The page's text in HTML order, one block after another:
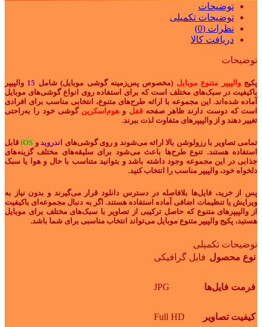
توضیحات
توضیحات تکمیلی
نظرات (0)
دریافت کالا
توضیحات
پکیجوالپیپر متنوع موبایل (مخصوص پس‌زمینه گوشی موبایل) شامل 15 والپیپر
باکیفیت در سبک‌های مختلف است که برای استفاده روی انواع گوشی‌های موبایل
آماده شده‌اند. این مجموعه با ارائه طرح‌های متنوع، انتخابی مناسب برای افرادی
است که دوست دارند ظاهر صفحهقفل و هوم‌اسکرین گوشی خود را به‌راحتی
تغییر دهند و از والپیپرهای متفاوت لذت ببرند.
تمامی تصاویر با رزولوشن بالا ارائه می‌شوند و روی گوشی‌های اندروید و iOSقابل
استفاده هستند. تنوع طرح‌ها باعث می‌شود برای سلیقه‌های مختلف گزینه‌های
جذابی در این مجموعه وجود داشته باشد و بتوانید متناسب با حال‌ و هوا یا سبک
دلخواه خود، والپیپر مناسب را انتخاب کنید.
پس از خرید، فایل‌ها بلافاصله در دسترس دانلود قرار می‌گیرند و بدون نیاز به
ویرایش یا تنظیمات اضافی آماده استفاده هستند. اگر به دنبال مجموعه‌ای باکیفیت
از والپیپرهای متنوع که حاصل ترکیبی از تصاویر با سبک‌های مختلف برای موبایل
هستید، پکیج والپیپر متنوع موبایل می‌تواند انتخاب مناسبی برای شما باشد.
توضیحات تکمیلی
نوع محصول فایل گرافیکی
فرمت فایل‌ها JPG
کیفیت تصاویر Full HD